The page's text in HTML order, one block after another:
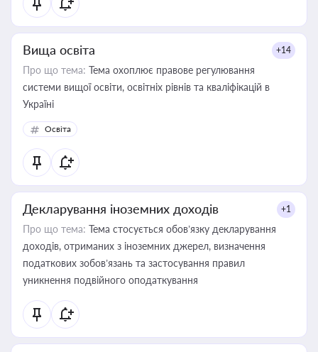
Вища освіта +14
Про що тема: Тема охоплює правове регулювання
системи вищої освіти, освітніх рівнів та кваліфікацій в
Україні
Освіта
Декларування іноземних доходів +1
Про що тема: Тема стосується обов’язку декларування
доходів, отриманих з іноземних джерел, визначення
податкових зобов’язань та застосування правил
уникнення подвійного оподаткування